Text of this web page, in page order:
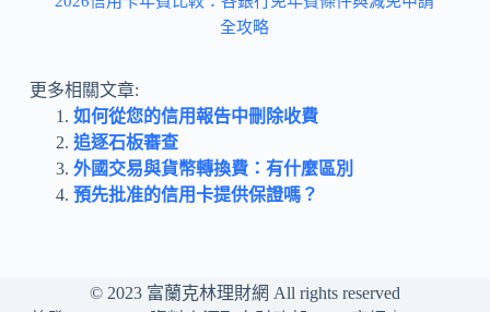
全攻略
更多相關文章:
如何從您的信用報告中刪除收費
追逐石板審查
外國交易與貨幣轉換費：有什麼區別
預先批准的信用卡提供保證嗎？
© 2023 富蘭克林理財網 All rights reserved